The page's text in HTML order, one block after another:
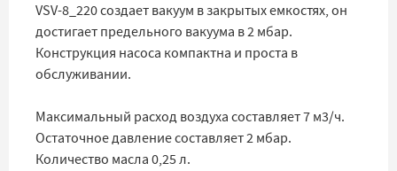
VSV-8_220 создает вакуум в закрытых емкостях, он
достигает предельного вакуума в 2 мбар.
Конструкция насоса компактна и проста в
обслуживании.
Максимальный расход воздуха составляет 7 м3/ч.
Остаточное давление составляет 2 мбар.
Количество масла 0,25 л.